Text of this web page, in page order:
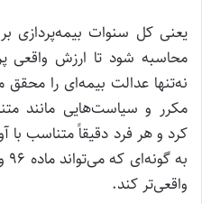
یعنی کل سنوات بیمه‌پردازی
محاسبه شود تا ارزش
نه‌تنها عدالت بیمه‌ای را محقق
مکرر و سیاست‌هایی مانند
کرد و هر فرد دقیقاً متناسب با
واقعی‌تر کند.